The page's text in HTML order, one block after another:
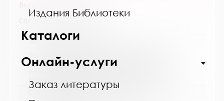
Издания Библиотеки
Каталоги
Онлайн-услуги
Заказ литературы
Сведения о держателях
Название библиотеки:
Муниципальное бюджетное учреждение
культуры "Кольская детская библиотека"
муниципального образования Кольский
муниципальный округ Мурманской области
Сокращенное название: